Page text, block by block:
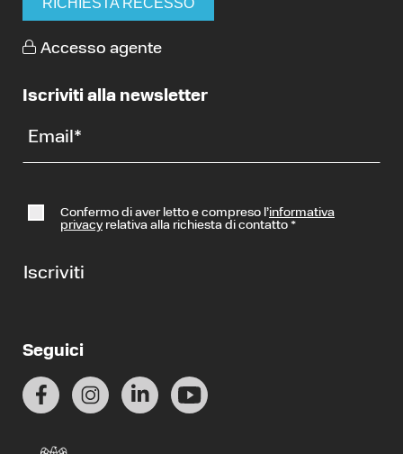
Accesso agente
Iscriviti alla newsletter
Email *
Confermo di aver letto e compreso l’informativa
privacyrelativa alla richiesta di contatto *
Iscriviti
Seguici